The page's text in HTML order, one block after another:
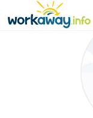
CONTENT
MAIN NAVIGATION